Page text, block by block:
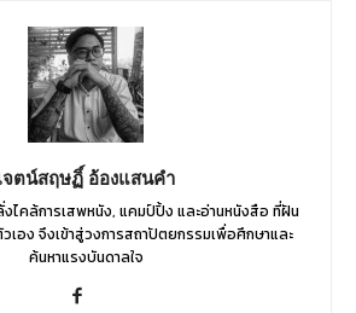
จตน์สฤษฏิ์ อ้องแสนคำ
ไคล้การเสพหนัง, แคมป์ปิ้ง และอ่านหนังสือ ที่ฝัน
เอง จึงเข้าสู่วงการสถาปัตยกรรมเพื่อศึกษาและ
ค้นหาแรงบันดาลใจ